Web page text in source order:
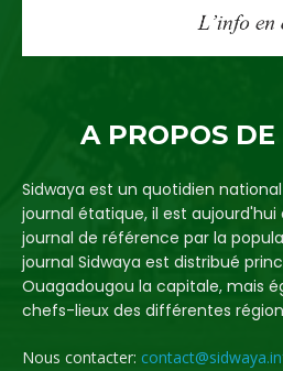
A PROPOS
Sidwaya est un quotidien
journal étatique, il est
journal de référence par la
journal Sidwaya est distribué
Ouagadougou la capitale, mais
chefs-lieux des différentes
Nous contacter: